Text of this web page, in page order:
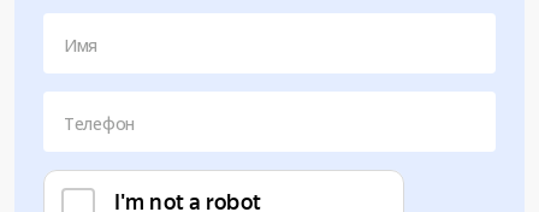
Имя
Телефон